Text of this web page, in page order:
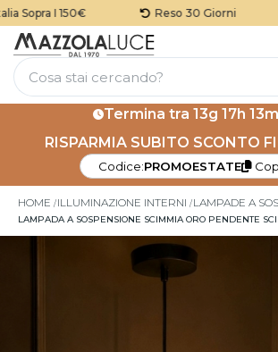
I 150€ Reso 30 Giorni
Termina tra 13g 17h
RISPARMIA SUBITO SCONTO
Codice:PROMOESTATE
HOME ILLUMINAZIONE INTERNI LAMPADE A
LAMPADA A SOSPENSIONE SCIMMIA ORO PENDENTE